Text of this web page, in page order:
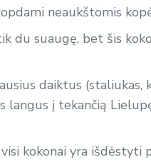
neaukštomis
du suaugę, bet šis
daiktus (staliukas,
langus į tekančią
kokonai yra